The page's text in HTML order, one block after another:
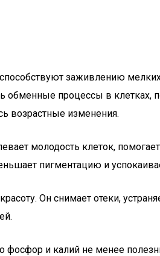
заживлению
обменные процессы в
возрастные изменения.
молодость клеток,
пигментацию и
Он снимает отеки,
фосфор и калий не менее